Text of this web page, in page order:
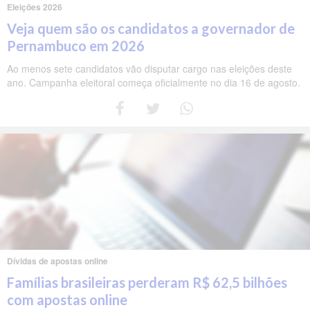
Eleições 2026
Veja quem são os candidatos a governador de
Pernambuco em 2026
Ao menos sete candidatos vão disputar cargo nas eleições deste
ano. Campanha eleitoral começa oficialmente no dia 16 de agosto.
Dívidas de apostas online
Famílias brasileiras perderam R$ 62,5 bilhões
com apostas online